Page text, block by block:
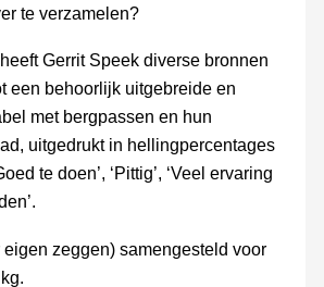
te verzamelen?
Gerrit Speek diverse bronnen
een behoorlijk uitgebreide en
met bergpassen en hun
uitgedrukt in hellingpercentages
te doen’, ‘Pittig’, ‘Veel ervaring
eigen zeggen) samengesteld voor